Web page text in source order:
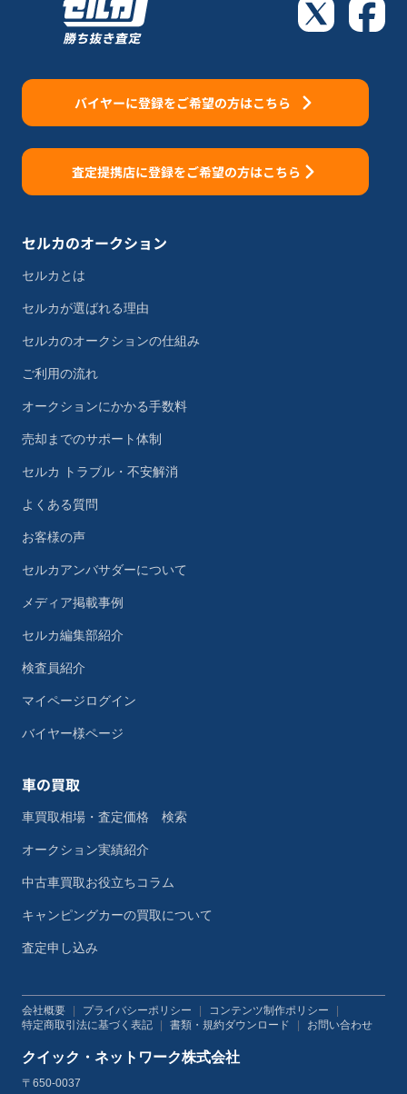
バイヤーに登録をご希望の方はこちら
査定提携店に登録をご希望の方はこちら
セルカのオークション
セルカとは
セルカが選ばれる理由
セルカのオークションの仕組み
ご利用の流れ
オークションにかかる手数料
売却までのサポート体制
セルカ トラブル・不安解消
よくある質問
お客様の声
セルカアンバサダーについて
メディア掲載事例
セルカ編集部紹介
検査員紹介
マイページログイン
バイヤー様ページ
車の買取
車買取相場・査定価格 検索
オークション実績紹介
中古車買取お役立ちコラム
キャンピングカーの買取について
査定申し込み
会社概要 プライバシーポリシー コンテンツ制作ポリシー
特定商取引法に基づく表記
書類・規約ダウンロード お問い合わせ
クイック・ネットワーク株式会社
〒650-0037